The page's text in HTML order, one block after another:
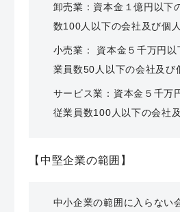
卸売業：資本金１億円以下
数100人以下の会社及び個人
小売業： 資本金５千万円
業員数50人以下の会社及び
サービス業：資本金５千万
従業員数100人以下の会社
【中堅企業の範囲】
中小企業の範囲に入らない